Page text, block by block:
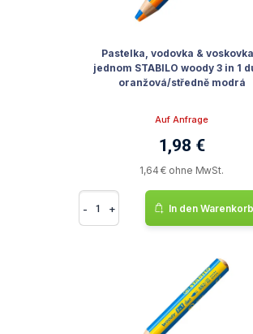
Pastelka, vodovka &
jednom STABILO woody 3 in 1
oranžová/středně modrá
Auf Anfrage
1,98 €
1,64 € ohne MwSt.
- + In den Warenkorb